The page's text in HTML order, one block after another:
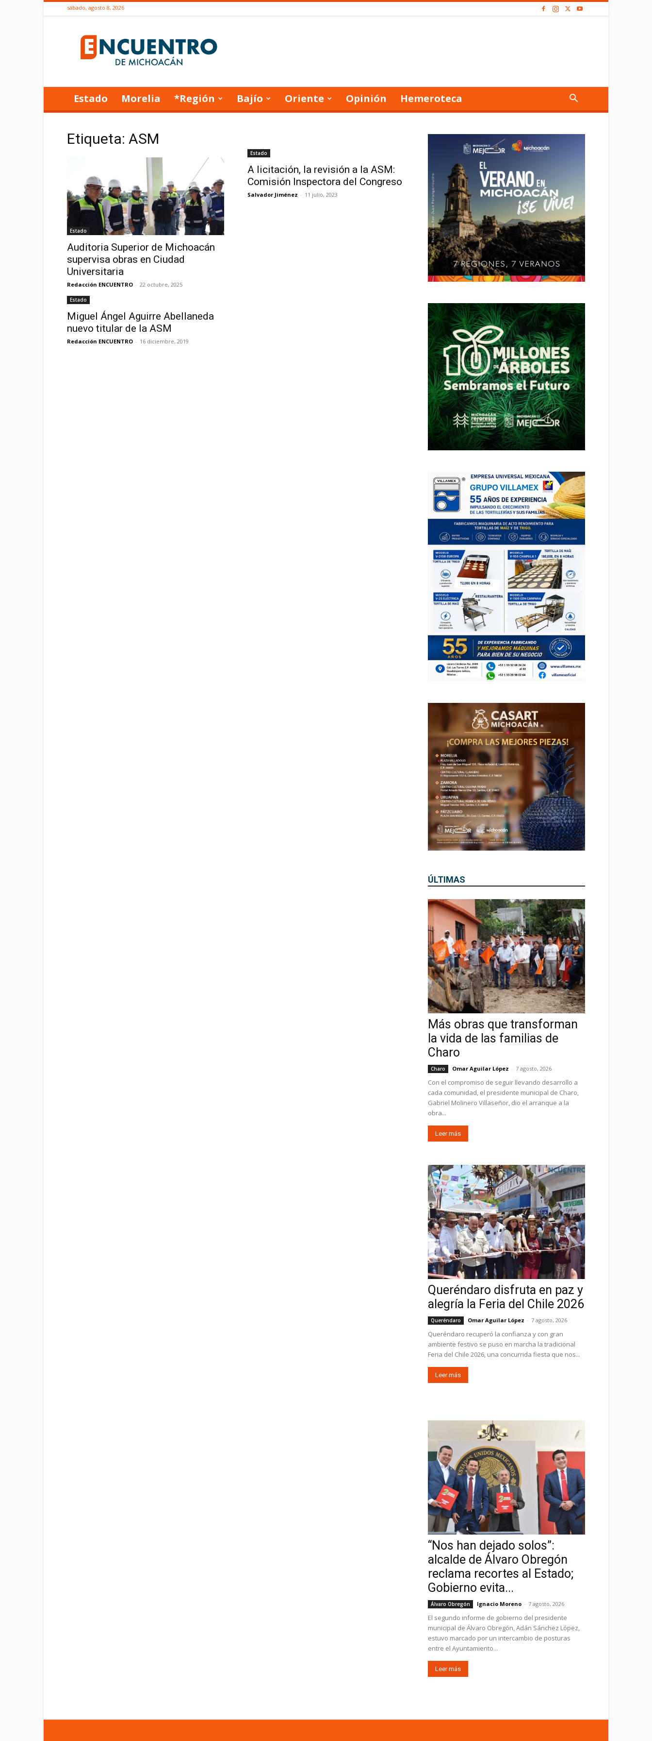
sábado, agosto 8, 2026
de
Michoacán
Estado Morelia *Región Bajío Oriente Opinión Hemeroteca
Etiqueta: ASM
Estado
Auditoria Superior de Michoacán
supervisa obras en Ciudad
Universitaria
Redacción ENCUENTRO - 22 octubre, 2025
Estado
A licitación, la revisión a la ASM:
Comisión Inspectora del Congreso
Salvador Jiménez - 11 julio, 2023
Estado
Miguel Ángel Aguirre Abellaneda
nuevo titular de la ASM
Redacción ENCUENTRO - 16 diciembre, 2019
ÚLTIMAS
Más obras que transforman
la vida de las familias de
Charo
Charo Omar Aguilar López - 7 agosto, 2026
Con el compromiso de seguir llevando desarrollo a
cada comunidad, el presidente municipal de Charo,
Gabriel Molinero Villaseñor, dio el arranque a la
obra...
Leer más
Queréndaro disfruta en paz y
alegría la Feria del Chile 2026
Queréndaro Omar Aguilar López - 7 agosto, 2026
Queréndaro recuperó la confianza y con gran
ambiente festivo se puso en marcha la tradicional
Feria del Chile 2026, una concurrida fiesta que nos...
Leer más
“Nos han dejado solos”:
alcalde de Álvaro Obregón
reclama recortes al Estado;
Gobierno evita...
Álvaro Obregón Ignacio Moreno - 7 agosto, 2026
El segundo informe de gobierno del presidente
municipal de Álvaro Obregón, Adán Sánchez López,
estuvo marcado por un intercambio de posturas
entre el Ayuntamiento...
Leer más